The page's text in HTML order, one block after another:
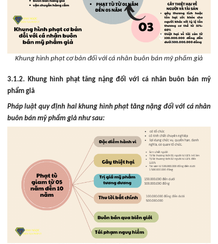
Khung hình phạt cơ bản đối với cá nhân buôn bán mỹ phẩm giả
3.1.2. Khung hình phạt tăng nặng đối với cá nhân buôn bán mỹ
phẩm giả
Pháp luật quy định hai khung hình phạt tăng nặng đối với cá nhân
buôn bán mỹ phẩm giả như sau: